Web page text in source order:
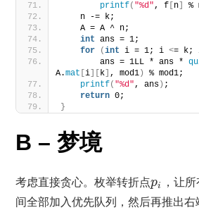
printf( "%d" , f [n] %
    n -= k;
    A = A ^ n;
int ans = 1;
for
(int i = 1; i <= k;
        ans = 1LL * ans *
A.mat [i][ k] , mod1)
% mod1;
printf( "%d" , ans) ;
return 0;
}
B – 梦境
考虑直接贪心。枚举转折点pi ，让
间全部加入优先队列，然后再推出